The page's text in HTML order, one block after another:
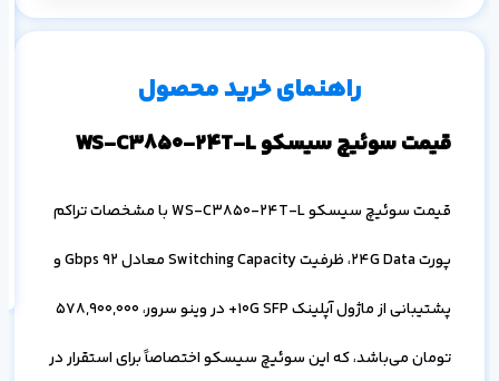
۳ ماه ۶ ماه
راهنمای خرید محصول
قیمت سوئیچ سیسکو WS-C3850-24T-L
قیمت سوئیچ سیسکو WS-C3850-24T-L با مشخصات تراکم
پورت 24G Data، ظرفیت Switching Capacity معادل 92 Gbps و
پشتیبانی از ماژول آپلینک 10G SFP+ در وینو سرور،
578,900,000
تومان می‌باشد، که این سوئیچ سیسکو اختصاصاً برای استقرار در